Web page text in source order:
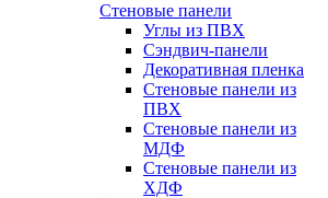
Стеновые панели
Углы из ПВХ
Сэндвич-панели
Декоративная пленка
Стеновые панели из
ПВХ
Стеновые панели из
МДФ
Стеновые панели из
ХДФ